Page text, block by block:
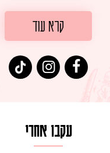
קרא עוד
עקבו אחרי